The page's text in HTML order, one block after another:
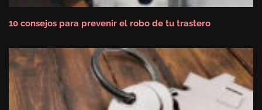
10 consejos para prevenir el robo de tu trastero